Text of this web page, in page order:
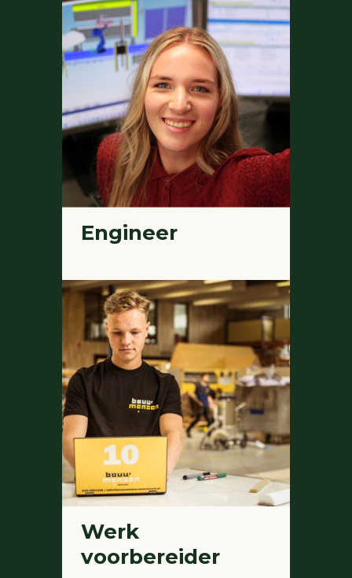
Engineer
Werk
voorbereider